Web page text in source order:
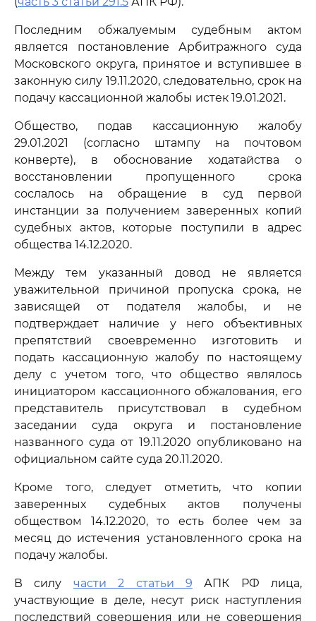
Последним обжалуемым судебным актом
является постановление Арбитражного суда
Московского округа, принятое и вступившее в
законную силу 19.11.2020, следовательно, срок на
подачу кассационной жалобы истек 19.01.2021.
Общество, подав кассационную жалобу
29.01.2021 (согласно штампу на почтовом
конверте), в обоснование ходатайства о
восстановлении пропущенного срока
сослалось на обращение в суд первой
инстанции за получением заверенных копий
судебных актов, которые поступили в адрес
общества 14.12.2020.
Между тем указанный довод не является
уважительной причиной пропуска срока, не
зависящей от подателя жалобы, и не
подтверждает наличие у него объективных
препятствий своевременно изготовить и
подать кассационную жалобу по настоящему
делу с учетом того, что общество являлось
инициатором кассационного обжалования, его
представитель присутствовал в судебном
заседании суда округа и постановление
названного суда от 19.11.2020 опубликовано на
официальном сайте суда 20.11.2020.
Кроме того, следует отметить, что копии
заверенных судебных актов получены
обществом 14.12.2020, то есть более чем за
месяц до истечения установленного срока на
подачу жалобы.
В силу части 2 статьи 9 АПК РФ лица,
участвующие в деле, несут риск наступления
последствий совершения или не совершения